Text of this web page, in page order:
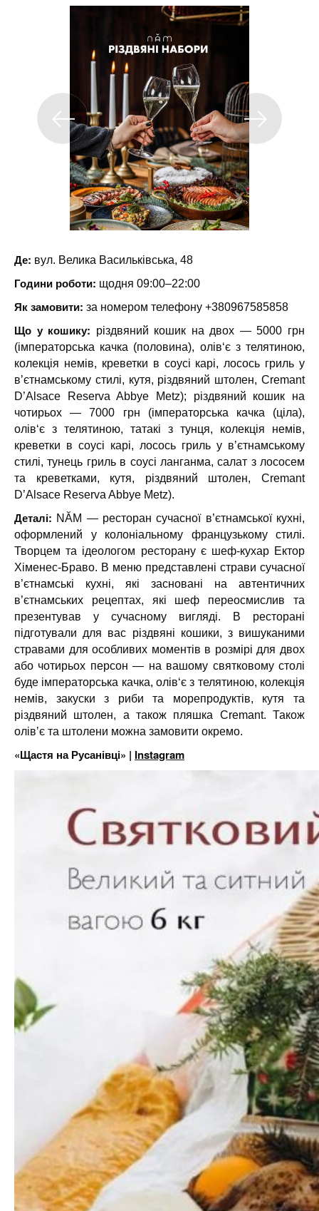
Де: вул. Велика Васильківська, 48
Години роботи: щодня 09:00–22:00
Як замовити: за номером телефону +380967585858
Що у кошику: різдвяний кошик на двох — 5000 грн
(імператорська качка (половина), олів‘є з телятиною,
колекція немів, креветки в соусі карі, лосось гриль у
вʼєтнамському стилі, кутя, різдвяний штолен, Cremant
D’Alsace Reserva Abbye Metz); різдвяний кошик на
чотирьох — 7000 грн (імператорська качка (ціла),
олів‘є з телятиною, татакі з тунця, колекція немів,
креветки в соусі карі, лосось гриль у вʼєтнамському
стилі, тунець гриль в соусі ланганма, салат з лососем
та креветками, кутя, різдвяний штолен, Cremant
D’Alsace Reserva Abbye Metz).
Деталі: NĂM — ресторан сучасної в’єтнамської кухні,
оформлений у колоніальному французькому стилі.
Творцем та ідеологом ресторану є шеф-кухар Ектор
Хіменес-Браво. В меню представлені страви сучасної
в’єтнамські кухні, які засновані на автентичних
в’єтнамських рецептах, які шеф переосмислив та
презентував у сучасному вигляді. В ресторані
підготували для вас різдвяні кошики, з вишуканими
стравами для особливих моментів в розмірі для двох
або чотирьох персон — на вашому святковому столі
буде імператорська качка, олів‘є з телятиною, колекція
немів, закуски з риби та морепродуктів, кутя та
різдвяний штолен, а також пляшка Cremant. Також
олівʼє та штолени можна замовити окремо.
«Щастя на Русанівці» | Instagram